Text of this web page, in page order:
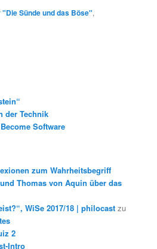
"Die Sünde und das Böse",
der Technik
Software
zum Wahrheitsbegriff
Thomas von Aquin über das
WiSe 2017/18 | philocast zu
2
Intro